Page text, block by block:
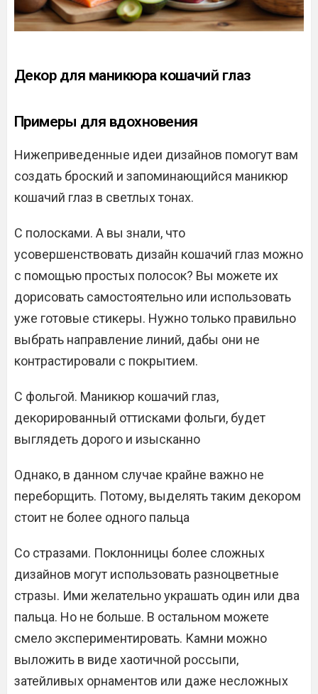
Декор для маникюра кошачий глаз
Примеры для вдохновения
Нижеприведенные идеи дизайнов помогут вам
создать броский и запоминающийся маникюр
кошачий глаз в светлых тонах.
С полосками. А вы знали, что
усовершенствовать дизайн кошачий глаз можно
с помощью простых полосок? Вы можете их
дорисовать самостоятельно или использовать
уже готовые стикеры. Нужно только правильно
выбрать направление линий, дабы они не
контрастировали с покрытием.
С фольгой. Маникюр кошачий глаз,
декорированный оттисками фольги, будет
выглядеть дорого и изысканно
Однако, в данном случае крайне важно не
переборщить. Потому, выделять таким декором
стоит не более одного пальца
Со стразами. Поклонницы более сложных
дизайнов могут использовать разноцветные
стразы. Ими желательно украшать один или два
пальца. Но не больше. В остальном можете
смело экспериментировать. Камни можно
выложить в виде хаотичной россыпи,
затейливых орнаментов или даже несложных